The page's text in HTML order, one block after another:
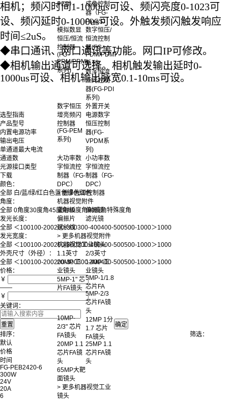
PEB）
成像控制
器（FG-
PDGS）
模拟数显
恒压/恒流
控制器
(FG-
PRM/PRMI
系列)
数字恒压/
恒流控制
器(FG-
PDM/PDMI
系列)
数字恒流
点光控制
器(FG-PDI
系列)
数字恒压
增亮频闪
控制器
(FG-PEM
系列)
外置开关
电源数字
恒压控制
器(FG-
VPDM系
列)
大功率数
字恒流控
制器（FG-
DPC）
小功率数
字恒流控
制器（FG-
DPC）
> 更多光源控制器
机器视觉附件
漫射板
偏振镜
偏振片
滤光镜
延长线
> 更多机器视觉附件
机器视觉工业镜头
1.1英寸
20MP 工
业镜头
2/3英寸
12MP 工
业镜头
5MP-1" 芯
片FA镜头
5MP-1/1.8
芯片FA
5MP-2/3
芯片FA镜
头
10MP-
2/3" 芯片
FA镜头
12MP 1分
1.7 芯片
FA镜头
20MP 1.1
芯片FA镜
头
25MP 1.1
芯片FA镜
头
65MP大靶
面镜头
> 更多机器视觉工业
镜头
相机；频闪时间1-1000us可设、频闪亮度0-1023可
设、频闪延时0-1000us可设。外触发频闪触发响应
时间≤2uS。
◆串口通讯、网口通讯等功能。网口IP可修改。
◆相机输出通道可选择。相机触发输出延时0-
1000us可设、相机输出脉宽0.1-10ms可设。
选型指南
产品型号
内置电源功率
输出电压
单通道最大电流
通道数
光源接口类型
下载
颜色：
全部 白/蓝/绿/红白色蓝色绿色红色
角度：
全部 0角度30度角45度角60度角90度角特殊度角
发光长度：
全部 ＜100100-200200-300300-400400-500500-1000＞1000
发光宽度：
全部 ＜100100-200200-300300-400400-500500-1000＞1000
外壳尺寸（外径）：
全部 ＜100100-200200-300300-400400-500500-1000＞1000
价格：
￥
——
￥
关键词：
排序：
默认
价格
时间
筛选：
FG-PEB2420-6
300W
24V
20A
6